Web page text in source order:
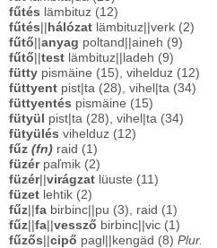
fűtés lämbituz (12)
fűtés
hálózat lämbituz||verk (2)
fűtő anyag poltand||aineh (9)
fűtő test lämbituz||ladeh (9)
fütty pismäine (15), vihelduz (12)
füttyent pist|ta (28), vihel|ta (34)
füttyentés pismäine (15)
fütyül pist|ta (28), vihel|ta (34)
fütyülés vihelduz (12)
fűz (fn) raid (1)
füzér paľmik (2)
füzér|| virágzat lüuste (11)
füzet lehtik (2)
fűz fa birbinc||pu (3), raid (1)
fűz fa vessző birbinc||vic (1)
fűzős cipő pagl||kengäd (8) Plur.